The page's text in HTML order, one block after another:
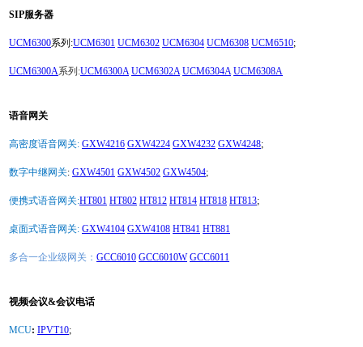
SIP服务器
UCM6300系列:UCM6301 UCM6302 UCM6304 UCM6308 UCM6510;
UCM6300A系列:UCM6300A UCM6302A UCM6304A UCM6308A
语音网关
高密度语音网关: GXW4216 GXW4224 GXW4232 GXW4248;
数字中继网关: GXW4501 GXW4502 GXW4504;
便携式语音网关:HT801 HT802 HT812 HT814 HT818 HT813;
桌面式语音网关: GXW4104 GXW4108 HT841 HT881
多合一企业级网关： GCC6010 GCC6010W GCC6011
视频会议&会议电话
MCU: IPVT10;